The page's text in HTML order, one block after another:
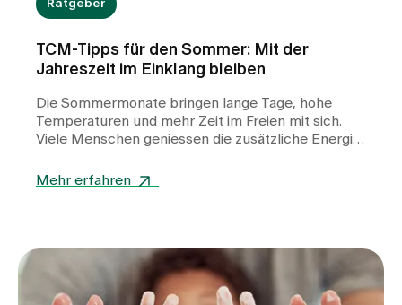
Ratgeber
TCM-Tipps für den Sommer: Mit der
Jahreszeit im Einklang bleiben
Die Sommermonate bringen lange Tage, hohe
Temperaturen und mehr Zeit im Freien mit sich.
Viele Menschen geniessen die zusätzliche Energie,
schneller erschöpft, unruhig oder belastet. Die
einfachen Gewohnheiten lässt sich das
persönliche Wohlbefinden auch an heissen Tagen
unterstützen.
Mehr erfahren